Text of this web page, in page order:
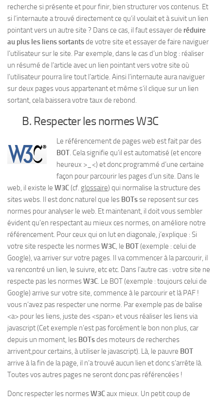
recherche si présente et pour finir, bien structurer vos contenus. Et
si l’internaute a trouvé directement ce qu’il voulait et à suivit un lien
pointant vers un autre site ? Dans ce cas, il faut essayer de réduire
au plus les liens sortantsde votre site et essayer de faire naviguer
l’utilisateur sur le site. Par exemple, dans le cas d’un blog : réaliser
un résumé de l’article avec un lien pointant vers votre site où
l’utilisateur pourra lire tout l’article. Ainsi l’internaute aura naviguer
sur deux pages vous appartenant et même s’il clique sur un lien
sortant, cela baissera votre taux de rebond.
B. Respecter les normes W3C
Le référencement de pages web est fait par des
BOT. Cela signifie qu’il est automatisé (et encore
heureux >_<) et donc programmé d’une certaine
façon pour parcourir les pages d’un site. Dans le
web, il existe le W3C(cf. glossaire) qui normalise la structure des
sites webs. Il est donc naturel que les BOTsse reposent sur ces
normes pour analyser le web. Et maintenant, il doit vous sembler
évident qu’en respectant au mieux ces normes, on améliore notre
référencement. Pour ceux qui on lut en diagonale, j’explique : Si
votre site respecte les normesW3C, le BOT(exemple : celui de
Google), va arriver sur votre pages. Il va commencer à la parcourir, il
va rencontré un lien, le suivre, etc etc. Dans l’autre cas : votre site ne
respecte pas les normesW3C. Le BOT (exemple : toujours celui de
Google) arrive sur votre site, commence à le parcourir et là PAF !
vous n’avez pas respecter une norme. Par exemple pas de balise
<a> pour les liens, juste des <span> et vous réaliser les liens via
javascript (Cet exemple n’est pas forcément le bon non plus, car
depuis un moment, les BOTsdes moteurs de recherches
arrivent,pour certains, à utiliser le javascript). Là, le pauvre BOT
arrive à la fin de la page, il n’a trouvé aucun lien et donc s’arrête là.
Toutes vos autres pages ne seront donc pas référencées !
Donc respecter les normesW3Caux mieux. Un petit coup de